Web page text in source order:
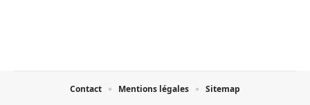
Contact Mentions légales Sitemap